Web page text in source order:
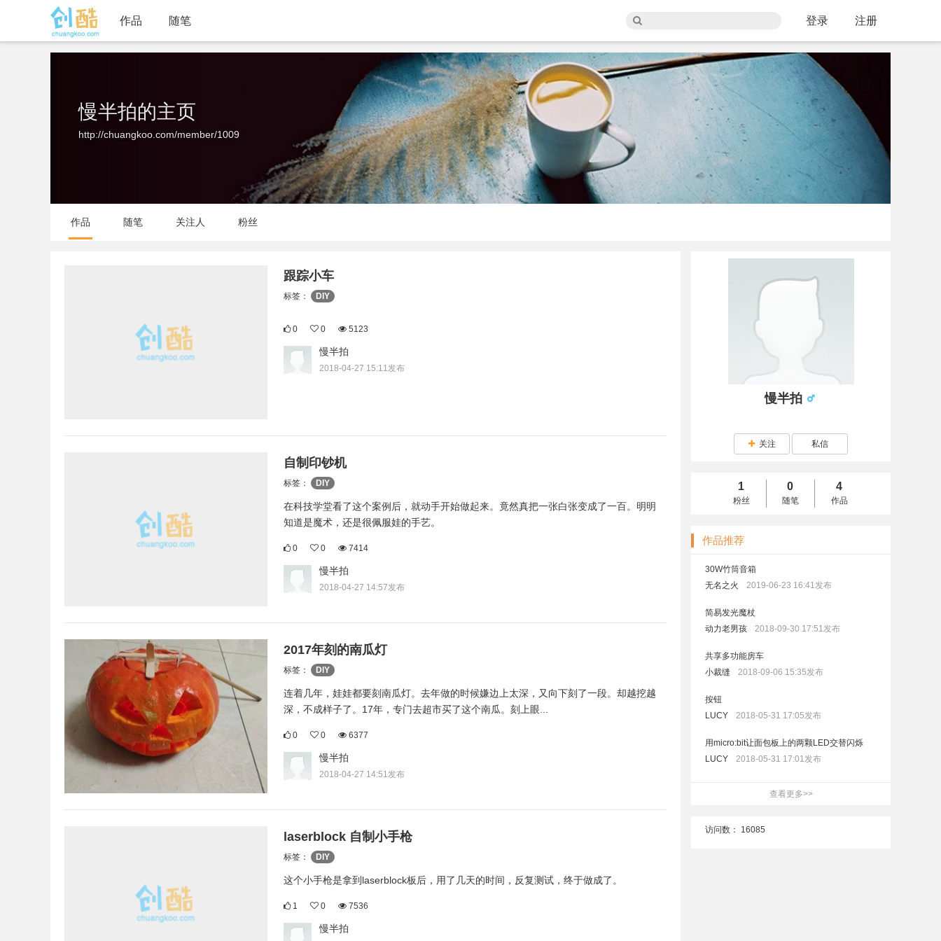
作品 随笔 登录 注册
慢半拍的主页
http://chuangkoo.com/member/1009
作品 随笔 关注人 粉丝
跟踪小车
标签： DIY
0 0 5123
慢半拍
2018-04-27 15:11发布
自制印钞机
标签： DIY
在科技学堂看了这个案例后，就动手开始做起来。竟然真把一张白张变成了一百。明明
知道是魔术，还是很佩服娃的手艺。
0 0 7414
慢半拍
2018-04-27 14:57发布
2017年刻的南瓜灯
标签： DIY
连着几年，娃娃都要刻南瓜灯。去年做的时候嫌边上太深，又向下刻了一段。却越挖越
深，不成样子了。17年，专门去超市买了这个南瓜。刻上眼...
0 0 6377
慢半拍
2018-04-27 14:51发布
laserblock 自制小手枪
标签： DIY
这个小手枪是拿到laserblock板后，用了几天的时间，反复测试，终于做成了。
1 0 7536
慢半拍
慢半拍
关注 私信
1
粉丝
0
随笔
4
作品
作品推荐
30W竹筒音箱
无名之火
2019-06-23 16:41发布
简易发光魔杖
动力老男孩
2018-09-30 17:51发布
共享多功能房车
小裁缝
2018-09-06 15:35发布
按钮
LUCY
2018-05-31 17:05发布
用micro:bit让面包板上的两颗LED交替闪烁
LUCY
2018-05-31 17:01发布
查看更多>>
访问数： 16085